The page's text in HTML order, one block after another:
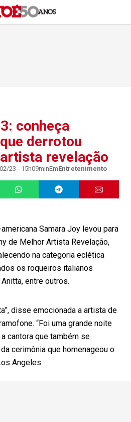
conheça
derrotou
revelação
23 - 15h09minEmEntretenimento
Samara Joy levou para
de Melhor Artista Revelação,
na categoria eclética
os roqueiros italianos
entre outros.
disse emocionada a artista de
“Foi uma grande noite
cantora que também se
cerimônia que homenageou o
Angeles.